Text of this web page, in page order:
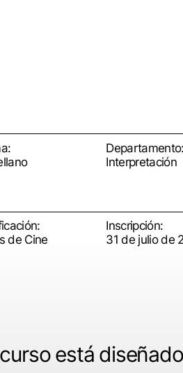
Departamento:
Interpretación
de Cine
Inscripción:
31 de julio de
está